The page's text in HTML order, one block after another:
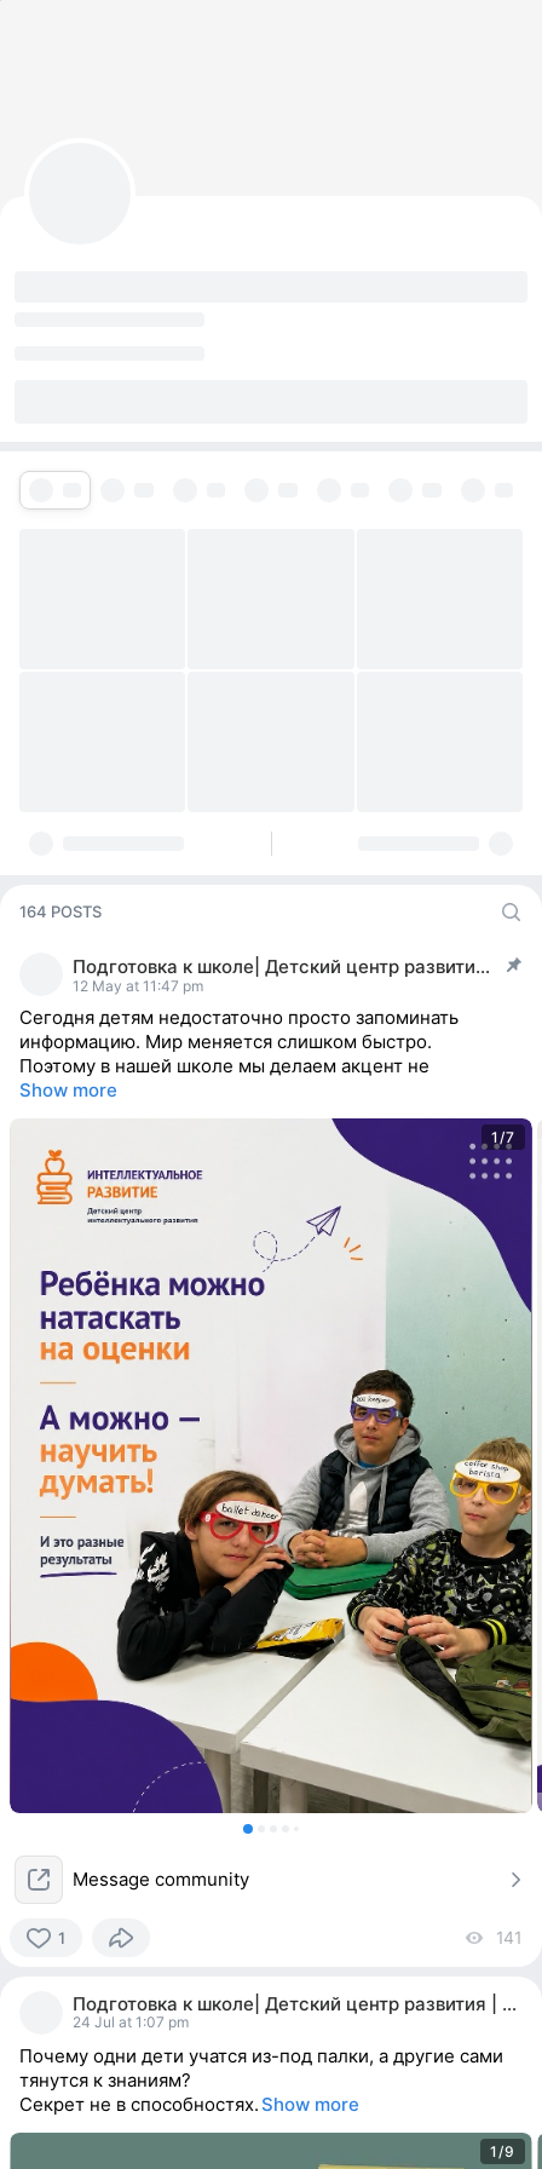
164 POSTS
Подготовка к школе| Детский центр развития | Мск
post pinned
12 May at 11:47 pm
Сегодня детям недостаточно просто запоминать
информацию. Мир меняется слишком быстро.
Поэтому в нашей школе мы делаем акцент не
Show more
1/7
Message community
1 141
Подготовка к школе| Детский центр развития | Мск
24 Jul at 1:07 pm
Почему одни дети учатся из-под палки, а другие сами
тянутся к знаниям?
Секрет не в способностях.Show more
1/9